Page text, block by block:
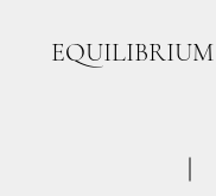
EQUILIBRIUM